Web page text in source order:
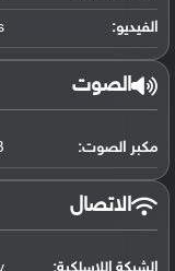
الفيديو:
الصوت
مكبر الصوت:
الاتصال